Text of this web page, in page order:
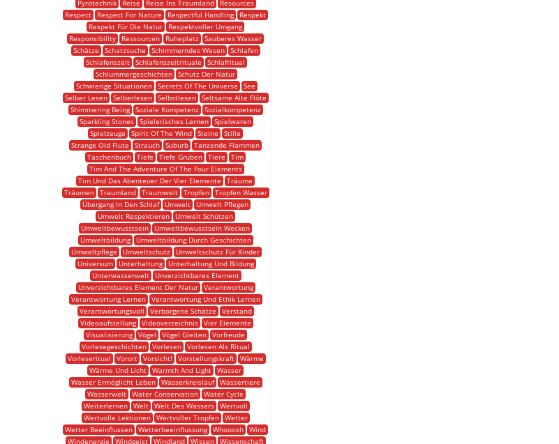
Pyrotechnik
Reise Reise Ins Traumland
Resources
Respect
Respect For Nature Respectful Handling
Respekt
Respekt Für Die Natur
Respektvoller Umgang
Responsibility
Ressourcen Ruheplatz Sauberes Wasser
Schätze
Schatzsuche Schimmerndes Wesen
Schlafen
Schlafenszeit Schlafenszeitrituale
Schlafritual
Schlummergeschichten Schutz Der Natur
Schwierige Situationen
Secrets Of The Universe
See
Selber Lesen
Selberlesen Selbstlesen
Seltsame Alte Flöte
Shimmering Being
Soziale Kompetenz
Sozialkompetenz
Sparkling Stones Spielerisches Lernen Spielwaren
Spielzeuge
Spirit Of The Wind Steine
Stille
Strange Old Flute
Strauch Suburb Tanzende Flammen
Taschenbuch Tiefe Tiefe Gruben Tiere
Tim
Tim And The Adventure Of The Four Elements
Tim Und Das Abenteuer Der Vier Elemente
Träume
Träumen
Traumland Traumwelt Tropfen
Tropfen Wasser
Übergang In Den Schlaf
Umwelt
Umwelt Pflegen
Umwelt Respektieren
Umwelt Schützen
Umweltbewusstsein
Umweltbewusstsein Wecken
Umweltbildung
Umweltbildung Durch Geschichten
Umweltpflege
Umweltschutz
Umweltschutz Für Kinder
Universum
Unterhaltung
Unterhaltung Und Bildung
Unterwasserwelt
Unverzichtbares Element
Unverzichtbares Element Der Natur
Verantwortung
Verantwortung Lernen
Verantwortung Und Ethik Lernen
Verantwortungsvoll
Verborgene Schätze
Verstand
Videoaufstellung
Videoverzeichnis
Vier Elemente
Visualisierung Vögel Vögel Gleiten Vorfreude
Vorlesegeschichten
Vorlesen
Vorlesen Als Ritual
Vorleseritual
Vorort Vorsicht! Vorstellungskraft
Wärme
Wärme Und Licht Warmth And Light Wasser
Wasser Ermöglicht Leben
Wasserkreislauf
Wassertiere
Wasserwelt Water Conservation Water Cycle
Weiterlernen
Welt Welt Des Wassers
Wertvoll
Wertvolle Lektionen
Wertvoller Tropfen
Wetter
Wetter Beeinflussen Wetterbeeinflussung Whooosh Wind
Windenergie
Windgeist Windland Wissen
Wissenschaft